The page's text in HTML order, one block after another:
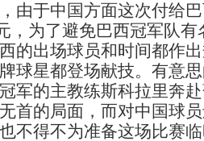
于中国方面这次付给巴
，为了避免巴西冠军队
的出场球员和时间都作
球星都登场献技。有意
军的主教练斯科拉里奔
首的局面，而对中国球
不得不为准备这场比赛